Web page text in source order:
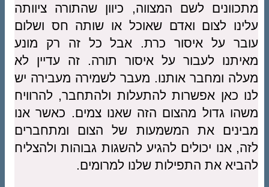
מתכוונים לשם המצווה, כיוון שהתורה ציוותה
עלינו לצום ואדם שאוכל או שותה חס ושלום
עובר על איסור כרת. אבל כל זה רק מונע
מאיתנו לעבור על איסור תורה. זה עדיין לא
מעלה ומחבר אותנו. מעבר לשמירה מעבירה יש
לנו כאן אפשרות להתעלות ולהתחבר, להרוויח
משהו גדול מהצום הזה שאנו צמים. כאשר אנו
מבינים את המשמעות של הצום ומתחברים
לזה, אנו יכולים להגיע להשגות גבוהות ולהצליח
להביא את התפילות שלנו למרומים.